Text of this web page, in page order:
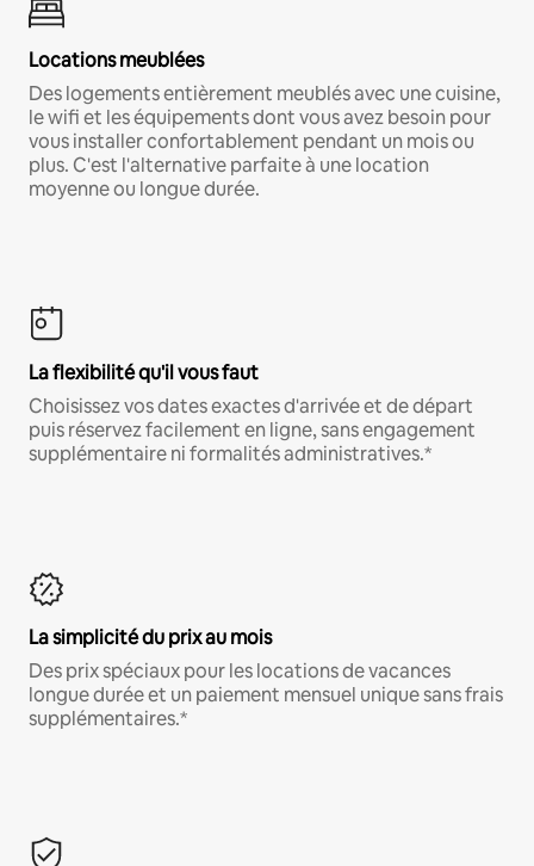
Locations meublées
Des logements entièrement meublés avec une cuisine,
le wifi et les équipements dont vous avez besoin pour
vous installer confortablement pendant un mois ou
plus. C'est l'alternative parfaite à une location
moyenne ou longue durée.
La flexibilité qu'il vous faut
Choisissez vos dates exactes d'arrivée et de départ
puis réservez facilement en ligne, sans engagement
supplémentaire ni formalités administratives.*
La simplicité du prix au mois
Des prix spéciaux pour les locations de vacances
longue durée et un paiement mensuel unique sans frais
supplémentaires.*